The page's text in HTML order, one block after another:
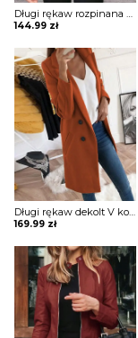
Długi rękaw rozpinana stójka skóra skórzana ekologiczna taliowana talia prosta jesień ramoneska kurtka Lakeisha
144.99 zł
Długi rękaw dekolt V kołnierz guziki elegancki bez wzoru dopasowany płaszcz Aaltje
169.99 zł